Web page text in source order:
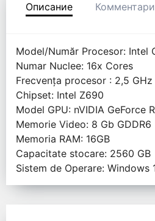
Описание
Model/Număr Procesor: Intel
Numar Nuclee: 16x Cores
Frecvența procesor : 2,5 GHz
Chipset: Intel Z690
Model GPU: nVIDIA GeForce
Memorie Video: 8 Gb GDDR6
Memoria RAM: 16GB
Capacitate stocare: 2560 GB
Sistem de Operare: Windows